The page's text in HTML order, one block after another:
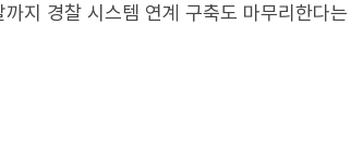
지 경찰 시스템 연계 구축도 마무리한다는